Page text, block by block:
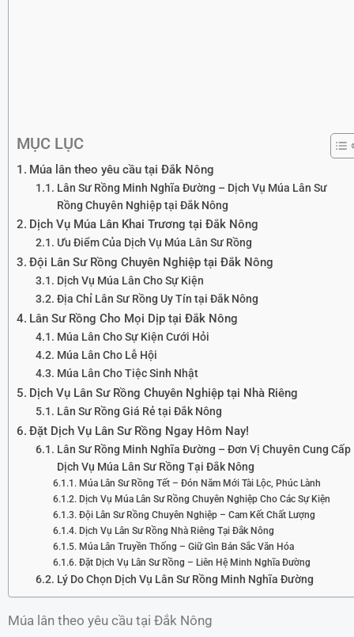
MỤC LỤC
Múa lân theo yêu cầu tại Đắk Nông
Lân Sư Rồng Minh Nghĩa Đường – Dịch Vụ Múa Lân Sư
Rồng Chuyên Nghiệp tại Đắk Nông
Dịch Vụ Múa Lân Khai Trương tại Đắk Nông
Ưu Điểm Của Dịch Vụ Múa Lân Sư Rồng
Đội Lân Sư Rồng Chuyên Nghiệp tại Đắk Nông
Dịch Vụ Múa Lân Cho Sự Kiện
Địa Chỉ Lân Sư Rồng Uy Tín tại Đắk Nông
Lân Sư Rồng Cho Mọi Dịp tại Đắk Nông
Múa Lân Cho Sự Kiện Cưới Hỏi
Múa Lân Cho Lễ Hội
Múa Lân Cho Tiệc Sinh Nhật
Dịch Vụ Lân Sư Rồng Chuyên Nghiệp tại Nhà Riêng
Lân Sư Rồng Giá Rẻ tại Đắk Nông
Đặt Dịch Vụ Lân Sư Rồng Ngay Hôm Nay!
Lân Sư Rồng Minh Nghĩa Đường – Đơn Vị Chuyên Cung Cấp
Dịch Vụ Múa Lân Sư Rồng Tại Đắk Nông
Múa Lân Sư Rồng Tết – Đón Năm Mới Tài Lộc, Phúc Lành
Dịch Vụ Múa Lân Sư Rồng Chuyên Nghiệp Cho Các Sự Kiện
Đội Lân Sư Rồng Chuyên Nghiệp – Cam Kết Chất Lượng
Dịch Vụ Lân Sư Rồng Nhà Riêng Tại Đắk Nông
Múa Lân Truyền Thống – Giữ Gìn Bản Sắc Văn Hóa
Đặt Dịch Vụ Lân Sư Rồng – Liên Hệ Minh Nghĩa Đường
Lý Do Chọn Dịch Vụ Lân Sư Rồng Minh Nghĩa Đường
Múa lân theo yêu cầu tại Đắk Nông